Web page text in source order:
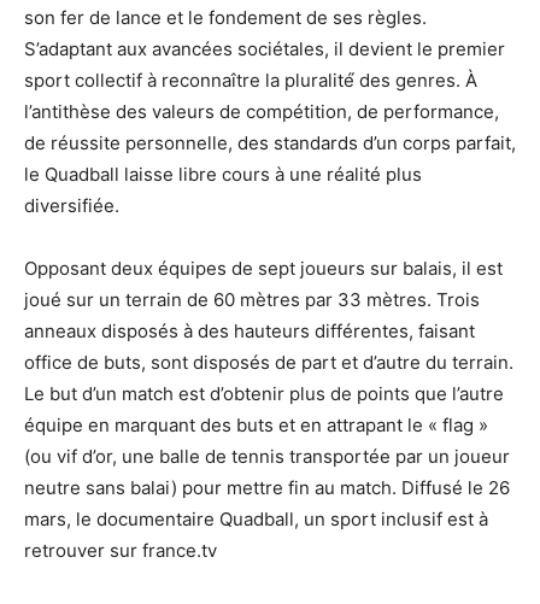
son fer de lance et le fondement de ses règles.
S’adaptant aux avancées sociétales, il devient le premier
sport collectif à reconnaître la pluralité́ des genres. À
l’antithèse des valeurs de compétition, de performance,
de réussite personnelle, des standards d’un corps parfait,
le Quadball laisse libre cours à une réalité plus
diversifiée.
Opposant deux équipes de sept joueurs sur balais, il est
joué sur un terrain de 60 mètres par 33 mètres. Trois
anneaux disposés à des hauteurs différentes, faisant
office de buts, sont disposés de part et d’autre du terrain.
Le but d’un match est d’obtenir plus de points que l’autre
équipe en marquant des buts et en attrapant le « flag »
(ou vif d’or, une balle de tennis transportée par un joueur
neutre sans balai) pour mettre fin au match. Diffusé le 26
mars, le documentaire Quadball, un sport inclusif est à
retrouver sur france.tv